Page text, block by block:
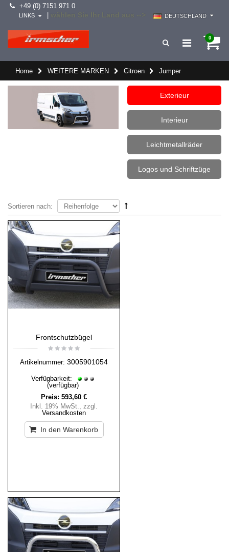
+49 (0) 7151 971 0
DEUTSCHLAND
LINKS
0
Home WEITERE MARKEN Citroen Jumper
Exterieur
Interieur
Leichtmetallräder
Logos und Schriftzüge
Sortieren nach:
Frontschutzbügel
Artikelnummer: 3005901054
Verfügbarkeit:
(verfügbar)
Preis: 593,60 €
Inkl. 19% MwSt., zzgl.
Versandkosten
In den Warenkorb